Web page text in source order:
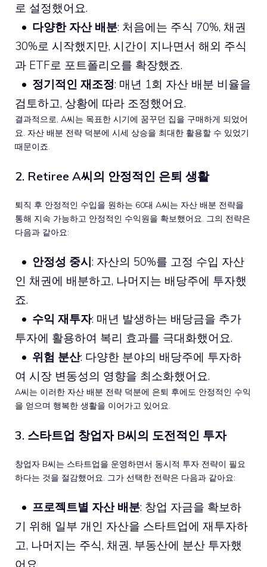
로 설정했어요.
다양한 자산 배분: 처음에는 주식 70%, 채권
30%로 시작했지만, 시간이 지나면서 해외 주식
과 ETF로 포트폴리오를 확장했죠.
정기적인 재조정: 매년 1회 자산 배분 비율을
검토하고, 상황에 따라 조정했어요.
결과적으로, A씨는 목표한 시기에 꿈꾸던 집을 구매하게 되었어
요. 자산 배분 전략 덕분에 시세 상승을 최대한 활용할 수 있었기
때문이죠.
2. Retiree A씨의 안정적인 은퇴 생활
퇴직 후 안정적인 수입을 원하는 60대 A씨는 자산 배분 전략을
통해 지속 가능하고 안정적인 수익원을 확보했어요. 그의 전략은
다음과 같아요:
안정성 중시: 자산의 50%를 고정 수입 자산
인 채권에 배분하고, 나머지는 배당주에 투자했
죠.
수익 재투자: 매년 발생하는 배당금을 추가
투자에 활용하여 복리 효과를 극대화했어요.
위험 분산: 다양한 분야의 배당주에 투자하
여 시장 변동성의 영향을 최소화했어요.
A씨는 이러한 자산 배분 전략 덕분에 은퇴 후에도 안정적인 수익
을 얻으며 행복한 생활을 이어가고 있어요.
3. 스타트업 창업자 B씨의 도전적인 투자
창업자 B씨는 스타트업을 운영하면서 동시적 투자 전략이 필요
하다는 것을 절감했어요. 그가 선택한 전략은 다음과 같아요:
프로젝트별 자산 배분: 창업 자금을 확보하
기 위해 일부 개인 자산을 스타트업에 재투자하
고, 나머지는 주식, 채권, 부동산에 분산 투자했
어요.